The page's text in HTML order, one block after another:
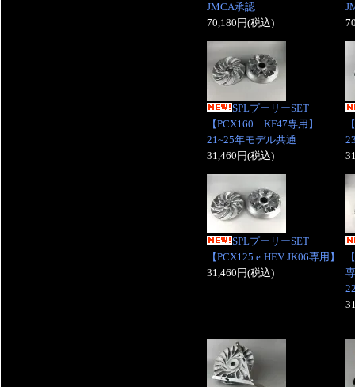
JMCA承認
70,180円(税込)
SPLプーリーSET
【PCX160 KF47専用】
21~25年モデル共通
31,460円(税込)
SPLプーリーSET
【PCX125 e:HEV JK06専用】
31,460円(税込)